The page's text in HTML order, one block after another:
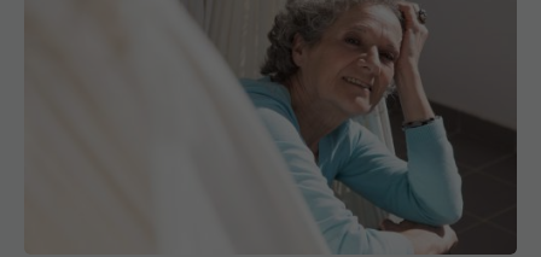
Semnele fizice care anunță demența